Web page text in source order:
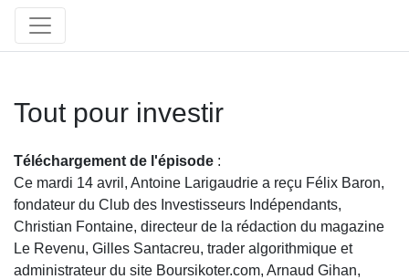
Tout pour investir
Téléchargement de l'épisode :
Ce mardi 14 avril, Antoine Larigaudrie a reçu Félix Baron,
fondateur du Club des Investisseurs Indépendants,
Christian Fontaine, directeur de la rédaction du magazine
Le Revenu, Gilles Santacreu, trader algorithmique et
administrateur du site Boursikoter.com, Arnaud Gihan,